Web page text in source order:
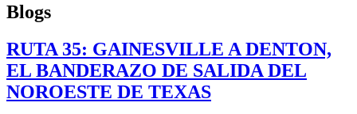
Blogs
RUTA 35: GAINESVILLE A DENTON,
EL BANDERAZO DE SALIDA DEL
NOROESTE DE TEXAS